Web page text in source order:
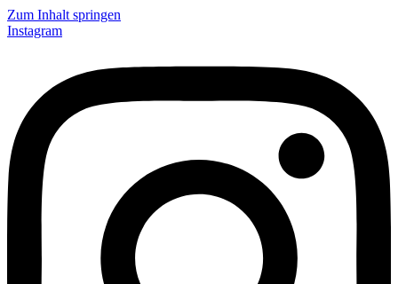
Zum Inhalt springen
Instagram